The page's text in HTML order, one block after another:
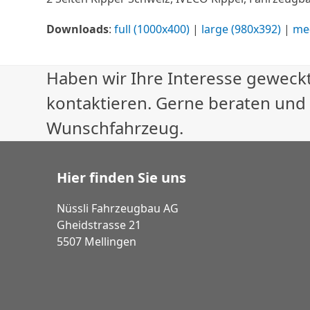
Downloads:full (1000x400) | large (980x392) |
Haben wir Ihre Interesse
kontaktieren. Gerne beraten
Wunschfahrzeug.
Hier finden Sie uns
Nüssli Fahrzeugbau AG
Gheidstrasse 21
5507 Mellingen